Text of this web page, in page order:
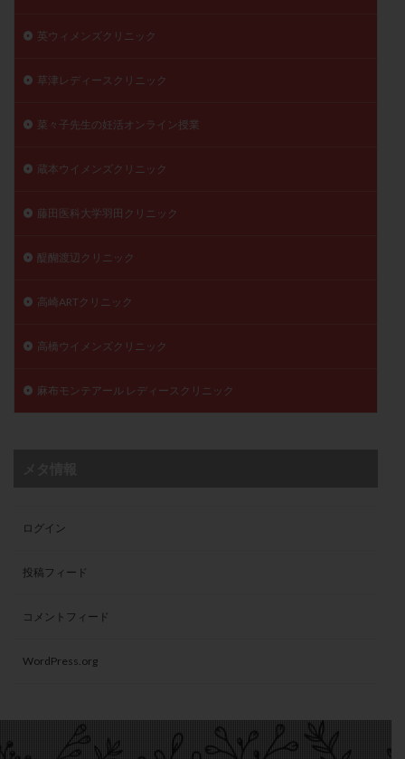
英ウィメンズクリニック
草津レディースクリニック
菜々子先生の妊活オンライン授業
蔵本ウイメンズクリニック
藤田医科大学羽田クリニック
醍醐渡辺クリニック
高崎ARTクリニック
高橋ウイメンズクリニック
麻布モンテアール レディースクリニック
ログイン
投稿フィード
コメントフィード
WordPress.org